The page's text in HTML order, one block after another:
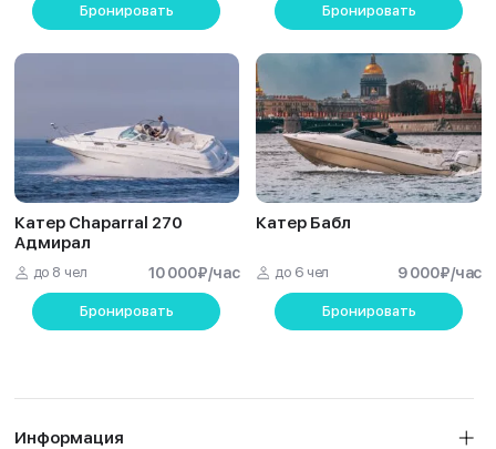
Бронировать Бронировать
Катер Chaparral 270
Адмирал
до 8 чел 10 000₽/час
Бронировать
Катер Бабл
до 6 чел 9 000₽/час
Бронировать
Информация